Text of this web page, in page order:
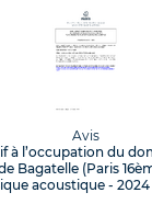
Avis
à l’occupation du
Bagatelle (Paris
acoustique - 2024